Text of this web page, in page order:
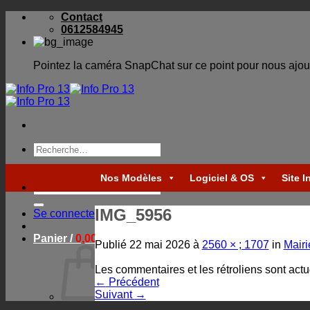
Skip
content
Contact
0612584945
Pointez la caméra SnapChat sur ce point pour nous
Recherche
pour :
pour :
Se connecter
Panier /0,00€
Nos Modèles Logiciel & OS Site
IMG_5956
Publié 22 mai 2026à 2560 × ; 1707in
Les commentaires et les rétroliens sont
← Précédent
Suivant →